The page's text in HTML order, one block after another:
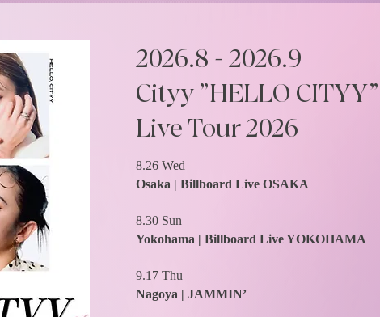
2026.8 - 2026.9
Cityy ”HELLO CITYY”
Live Tour 2026
8.26 Wed
Osaka | Billboard Live OSAKA
8.30 Sun
Yokohama | Billboard Live YOKOHAMA
9.17 Thu
Nagoya | JAMMIN’